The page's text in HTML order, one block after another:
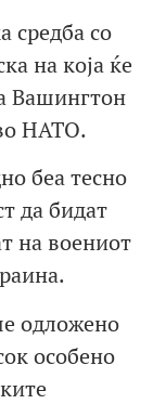
средба со
на која ќе
Вашингтон
НАТО.
беа тесно
да бидат
на воениот
одложено
особено